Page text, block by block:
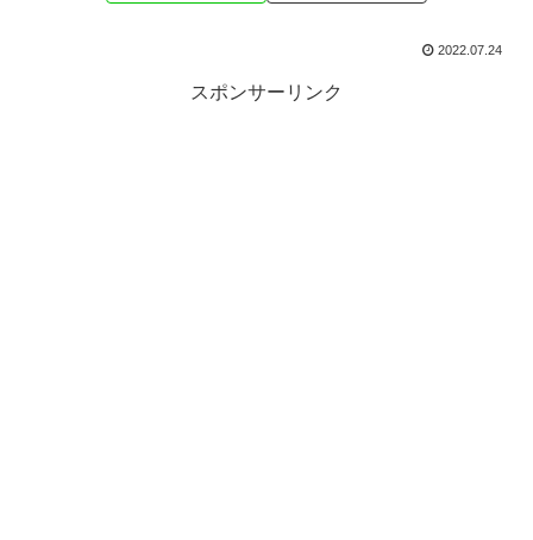
2022.07.24
スポンサーリンク